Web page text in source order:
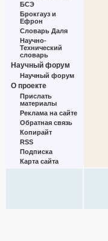
БСЭ
Брокгауз и
Ефрон
Словарь Даля
Научно-
Технический
словарь
Научный форум
Научный форум
О проекте
Прислать
материалы
Реклама на сайте
Обратная связь
Копирайт
RSS
Подписка
Карта сайта